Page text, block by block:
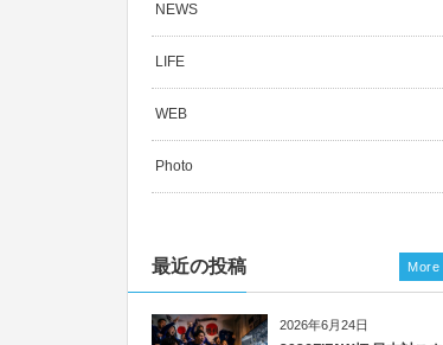
NEWS
LIFE
WEB
Photo
最近の投稿
2026年6月24日
More